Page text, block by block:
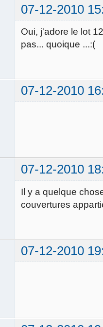
07-12-2010
Oui, j'adore le lot
pas... quoique ...:(
07-12-2010
07-12-2010
Il y a quelque
couvertures
07-12-2010